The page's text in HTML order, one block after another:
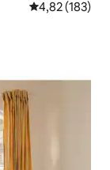
Średnia
4,82 (183)